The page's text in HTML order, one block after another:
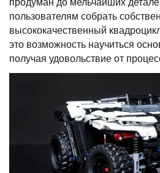
пользователям собрать
высококачественный
это возможность научиться
получая удовольствие от